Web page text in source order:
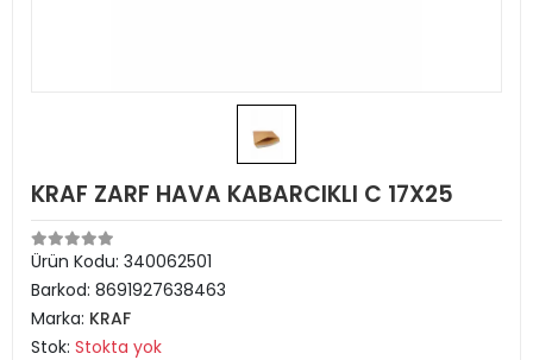
KRAF ZARF HAVA KABARCIKLI C 17X25
Ürün Kodu: 340062501
Barkod: 8691927638463
Marka: KRAF
Stok: Stokta yok